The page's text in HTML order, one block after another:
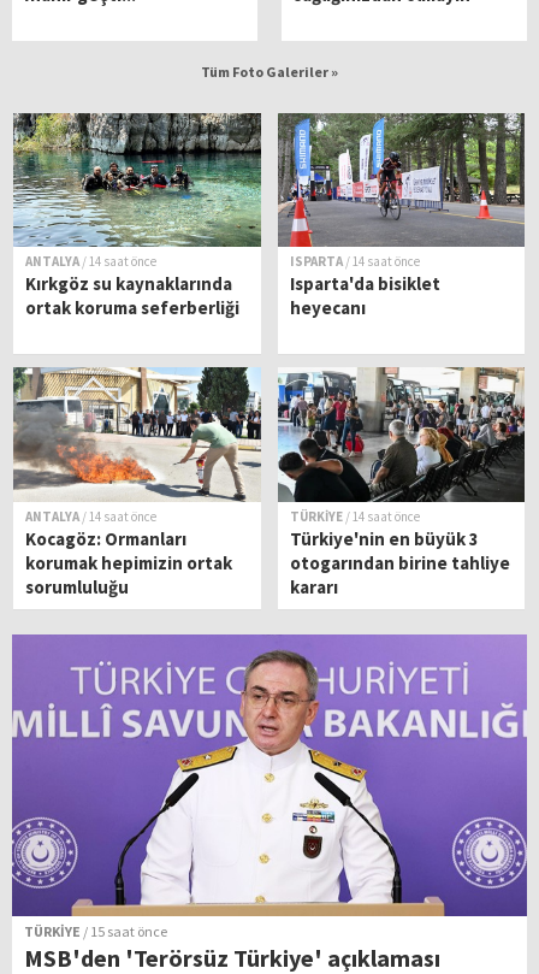
Tüm Foto Galeriler »
ANTALYA / 14 saat önce
Kırkgöz su kaynaklarında
ortak koruma seferberliği
ISPARTA / 14 saat önce
Isparta'da bisiklet
heyecanı
ANTALYA / 14 saat önce
Kocagöz: Ormanları
korumak hepimizin ortak
sorumluluğu
TÜRKİYE / 14 saat önce
Türkiye'nin en büyük 3
otogarından birine tahliye
kararı
TÜRKİYE / 15 saat önce
MSB'den 'Terörsüz Türkiye' açıklaması